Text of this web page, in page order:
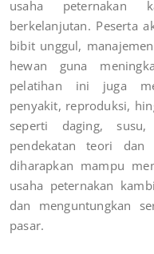
usaha peternakan
berkelanjutan. Peserta
bibit unggul,
hewan guna
pelatihan ini juga
penyakit, reproduksi,
seperti daging,
pendekatan teori
diharapkan mampu
usaha peternakan
dan menguntungkan
pasar.